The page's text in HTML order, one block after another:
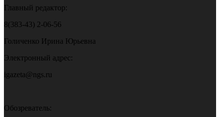
Главный редактор:
8(383-43) 2-06-56
Голиченко Ирина Юрьевна
Электронный адрес:
igazeta@ngs.ru
Обозреватель: